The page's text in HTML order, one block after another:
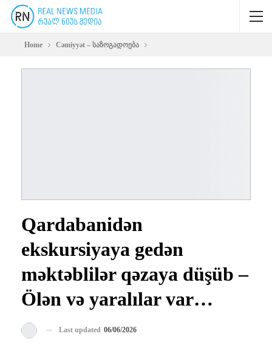
Home Cəmiyyət – საზოგადოება
Qardabanidən
ekskursiyaya gedən
məktəblilər qəzaya düşüb –
Ölən və yaralılar var…
Last updated 06/06/2026